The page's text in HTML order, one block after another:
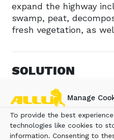
Manage
To provide the best
technologies like cookies to
information. Consenting to
expand the highway
swamp, peat,
fresh vegetation, as
SOLUTION
In order for the highway
safely and efficiently,
stabilization to depth of
Soil Improvement